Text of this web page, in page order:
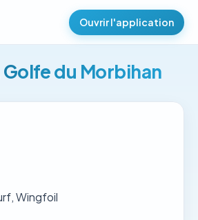
Ouvrir l'application
du Morbihan
Wingfoil